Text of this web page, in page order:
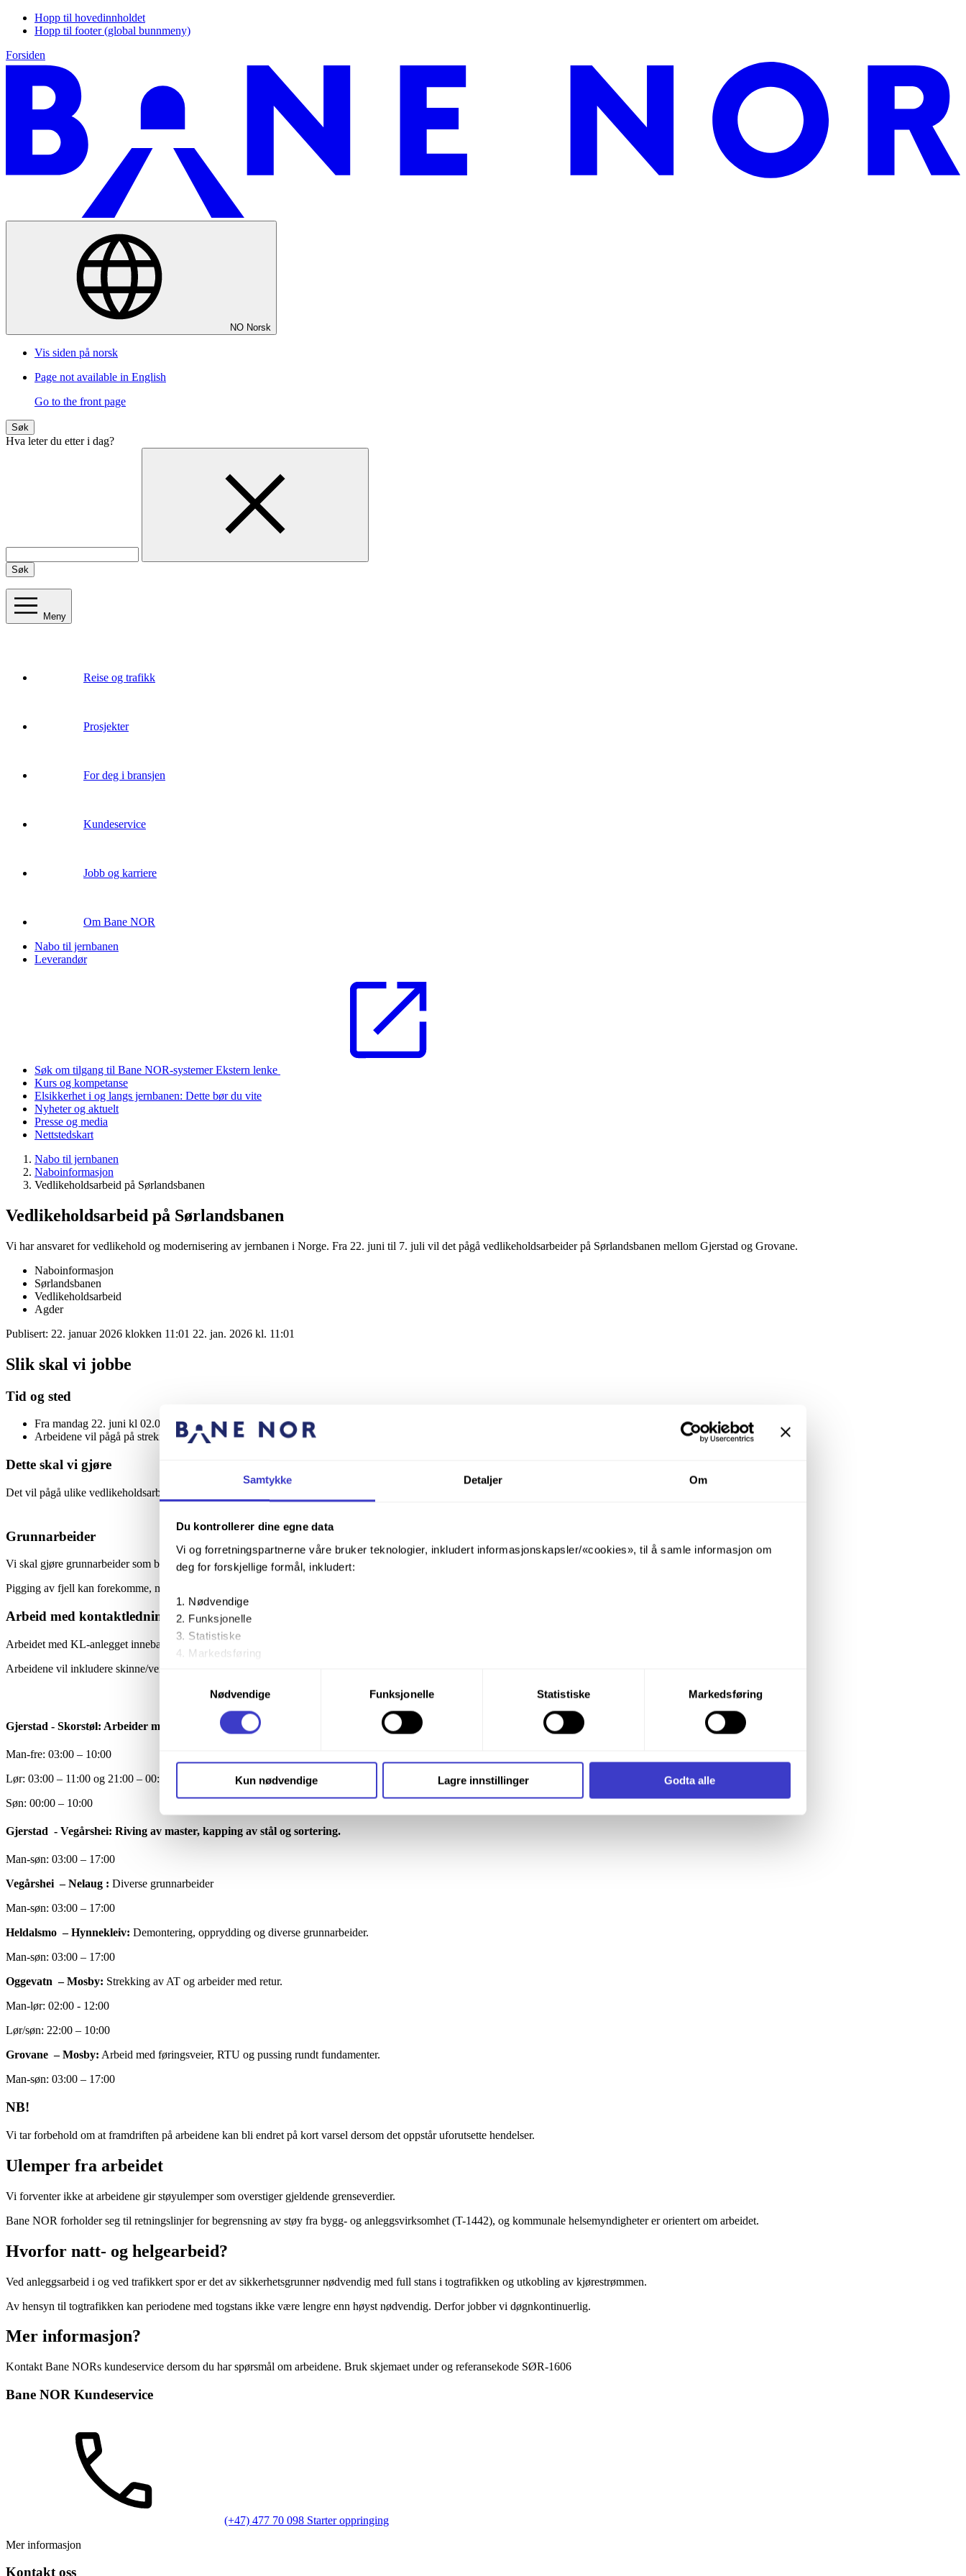
Samtykke Detaljer Om
Du kontrollerer dine egne data
Vi og forretningspartnerne våre bruker teknologier, inkludert informasjonskapsler/«cookies», til å samle informasjon om
deg for forskjellige formål, inkludert:
Nødvendige
Funksjonelle
Statistiske
Markedsføring
Ved å trykke «Godta alle» gir du din tillatelse til alle disse formålene. Du kan også velge formålet du vil samtykke til ved å
trykke på avmerkingsboksen under formålet, og deretter trykke «Lagre innstillingene».
Du kan lese mer om hvordan vi bruker informasjonskapsler og annen teknologi, og hvordan vi samler inn og behandler
personopplysninger på vår side
Informasjonskapsler (Cookies)
Nødvendige
Funksjonelle Statistiske Markedsføring
Kun nødvendige Lagre innstillinger Godta alle
Hopp til hovedinnholdet
Hopp til footer (global bunnmeny)
Forsiden
NO Norsk
Vis siden på norsk
Page not available in English
Go to the front page
Søk
Hva leter du etter i dag?
Søk
Meny
Reise og trafikk
Prosjekter
For deg i bransjen
Kundeservice
Jobb og karriere
Om Bane NOR
Nabo til jernbanen
Leverandør
Søk om tilgang til Bane NOR-systemerEkstern lenke
Kurs og kompetanse
Elsikkerhet i og langs jernbanen: Dette bør du vite
Nyheter og aktuelt
Presse og media
Nettstedskart
Nabo til jernbanen
Naboinformasjon
Vedlikeholdsarbeid på Sørlandsbanen
Vedlikeholdsarbeid på Sørlandsbanen
Vi har ansvaret for vedlikehold og modernisering av jernbanen i Norge. Fra 22. juni til 7. juli vil det pågå vedlikeholdsarbeider på Sørlandsbanen mellom Gjerstad og Grovane.
Naboinformasjon
Sørlandsbanen
Vedlikeholdsarbeid
Agder
Publisert: 22. januar 2026 klokken 11:01 22. jan. 2026 kl. 11:01
Slik skal vi jobbe
Tid og sted
Fra mandag 22. juni kl 02.00 til tirsdag 7. juli kl 17.00.
Arbeidene vil pågå på strekningen mellom Gjerstad - Mosby
Dette skal vi gjøre
Det vil pågå ulike vedlikeholdsarbeider på strekningen
Grunnarbeider
Vi skal gjøre grunnarbeider som blant annet vil innebære riving av master, kapping av stål, bygging av føringsveier og arbeid med kanaler og trekkekummer.
Pigging av fjell kan forekomme, men skal ikke utføres søndag eller helligdager og unngås på natt.
Arbeid med kontaktledningsanlegget
Arbeidet med KL-anlegget innebærer arbeider med AT, montering av brytere, returarbeid, jording og montering av loddsatser og utliggerkonsoller.
Arbeidene vil inkludere skinne/vei maskin, gravemaskin, dumper, hjullaster, pigghammer og betongsag (kun dagtid - ikke søndag)
Gjerstad - Skorstøl: Arbeider med KL.
Man-fre: 03:00 – 10:00
Lør: 03:00 – 11:00 og 21:00 – 00:00
Søn: 00:00 – 10:00
Gjerstad - Vegårshei: Riving av master, kapping av stål og sortering.
Man-søn: 03:00 – 17:00
Vegårshei – Nelaug : Diverse grunnarbeider
Man-søn: 03:00 – 17:00
Heldalsmo – Hynnekleiv: Demontering, opprydding og diverse grunnarbeider.
Man-søn: 03:00 – 17:00
Oggevatn – Mosby: Strekking av AT og arbeider med retur.
Man-lør: 02:00 - 12:00
Lør/søn: 22:00 – 10:00
Grovane – Mosby: Arbeid med føringsveier, RTU og pussing rundt fundamenter.
Man-søn: 03:00 – 17:00
NB!
Vi tar forbehold om at framdriften på arbeidene kan bli endret på kort varsel dersom det oppstår uforutsette hendelser.
Ulemper fra arbeidet
Vi forventer ikke at arbeidene gir støyulemper som overstiger gjeldende grenseverdier.
Bane NOR forholder seg til retningslinjer for begrensning av støy fra bygg- og anleggsvirksomhet (T-1442), og kommunale helsemyndigheter er orientert om arbeidet.
Hvorfor natt- og helgearbeid?
Ved anleggsarbeid i og ved trafikkert spor er det av sikkerhetsgrunner nødvendig med full stans i togtrafikken og utkobling av kjørestrømmen.
Av hensyn til togtrafikken kan periodene med togstans ikke være lengre enn høyst nødvendig. Derfor jobber vi døgnkontinuerlig.
Mer informasjon?
Kontakt Bane NORs kundeservice dersom du har spørsmål om arbeidene. Bruk skjemaet under og referansekode SØR-1606
Bane NOR Kundeservice
(+47) 477 70 098 Starter oppringing
Mer informasjon
Kontakt oss